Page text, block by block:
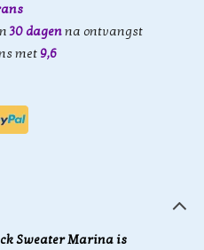
30 dagenna ontvangst
met 9,6
Sweater Marina is